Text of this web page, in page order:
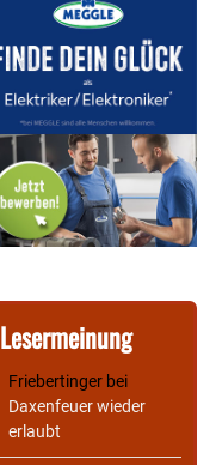
Lesermeinung
Friebertinger bei
Daxenfeuer wieder
erlaubt